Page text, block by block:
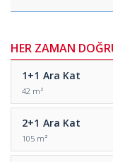
HER ZAMAN
1+1 Ara Kat
42 m²
2+1 Ara Kat
105 m²